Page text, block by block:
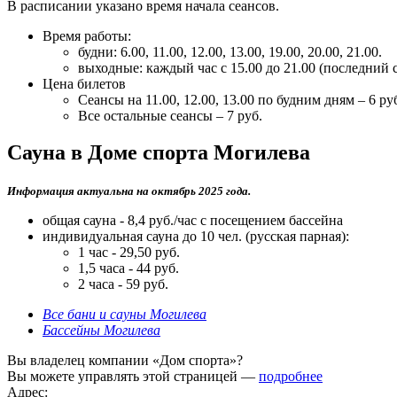
В расписании указано время начала сеансов.
Время работы:
будни: 6.00, 11.00, 12.00, 13.00, 19.00, 20.00, 21.00.
выходные: каждый час с 15.00 до 21.00 (последний
Цена билетов
Сеансы на 11.00, 12.00, 13.00 по будним дням – 6
Все остальные сеансы – 7 руб.
Сауна в Доме спорта Могилева
Информация актуальна на октябрь 2025 года.
общая сауна - 8,4 руб./час с посещением бассейна
индивидуальная сауна до 10 чел. (русская парная):
1 час - 29,50 руб.
1,5 часа - 44 руб.
2 часа - 59 руб.
Все бани и сауны Могилева
Бассейны Могилева
Вы владелец компании «Дом спорта»?
Вы можете управлять этой страницей — подробнее
Адрес: